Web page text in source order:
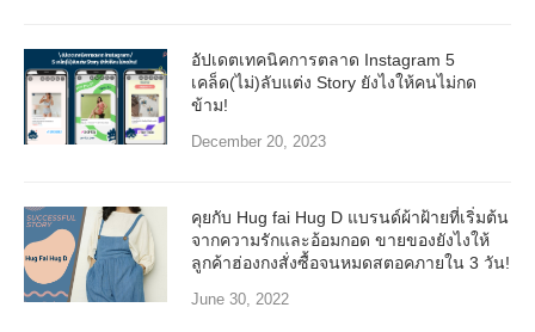
อัปเดตเทคนิคการตลาด Instagram 5
เคล็ด(ไม่)ลับแต่ง Story ยังไงให้คนไม่กด
ข้าม!
December 20, 2023
คุยกับ Hug fai Hug D แบรนด์ผ้าฝ้ายที่เริ่มต้น
จากความรักและอ้อมกอด ขายของยังไงให้
ลูกค้าฮ่องกงสั่งซื้อจนหมดสตอคภายใน 3 วัน!
June 30, 2022